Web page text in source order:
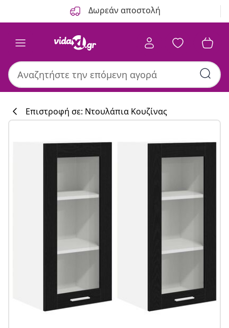
Δωρεάν αποστολή
#sharemevidaxl
Συλλογή
Επιστροφή σε: Ντουλάπια Κουζίνας